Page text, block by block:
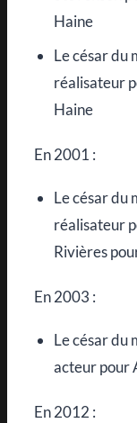
Haine
Le césar du
réalisateur
Haine
En 2001 :
Le césar du
réalisateur
Rivières
En 2003 :
Le césar du
acteur pour
En 2012 :